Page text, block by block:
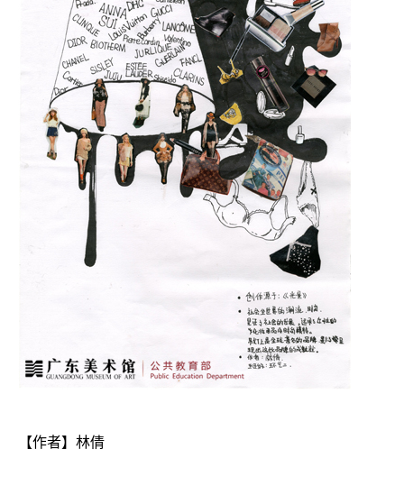
【作者】林倩